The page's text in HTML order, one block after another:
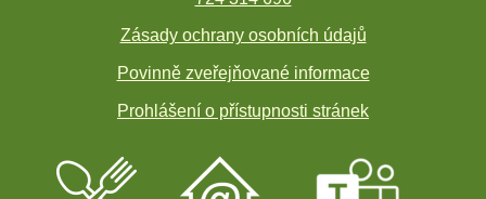
Zásady ochrany osobních údajů
Povinně zveřejňované informace
Prohlášení o přístupnosti stránek